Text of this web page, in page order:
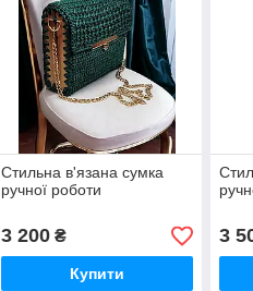
Стильна в'язана сумка
ручної роботи
3 200₴
Купити
3